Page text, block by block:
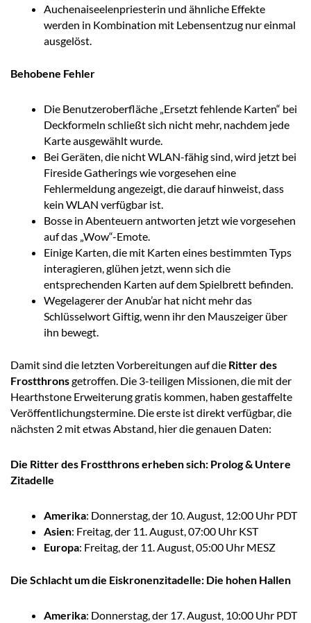
Auchenaiseelenpriesterin und ähnliche Effekte
werden in Kombination mit Lebensentzug nur einmal
ausgelöst.
Behobene Fehler
Die Benutzeroberfläche „Ersetzt fehlende Karten“ bei
Deckformeln schließt sich nicht mehr, nachdem jede
Karte ausgewählt wurde.
Bei Geräten, die nicht WLAN-fähig sind, wird jetzt bei
Fireside Gatherings wie vorgesehen eine
Fehlermeldung angezeigt, die darauf hinweist, dass
kein WLAN verfügbar ist.
Bosse in Abenteuern antworten jetzt wie vorgesehen
auf das „Wow“-Emote.
Einige Karten, die mit Karten eines bestimmten Typs
interagieren, glühen jetzt, wenn sich die
entsprechenden Karten auf dem Spielbrett befinden.
Wegelagerer der Anub’ar hat nicht mehr das
Schlüsselwort Giftig, wenn ihr den Mauszeiger über
ihn bewegt.
Damit sind die letzten Vorbereitungen auf die Ritter des
Frostthronsgetroffen. Die 3-teiligen Missionen, die mit der
Hearthstone Erweiterung gratis kommen, haben gestaffelte
Veröffentlichungstermine. Die erste ist direkt verfügbar, die
nächsten 2 mit etwas Abstand, hier die genauen Daten:
Die Ritter des Frostthrons erheben sich: Prolog & Untere
Zitadelle
Amerika: Donnerstag, der 10. August, 12:00 Uhr PDT
Asien: Freitag, der 11. August, 07:00 Uhr KST
Europa: Freitag, der 11. August, 05:00 Uhr MESZ
Die Schlacht um die Eiskronenzitadelle: Die hohen Hallen
Amerika: Donnerstag, der 17. August, 10:00 Uhr PDT